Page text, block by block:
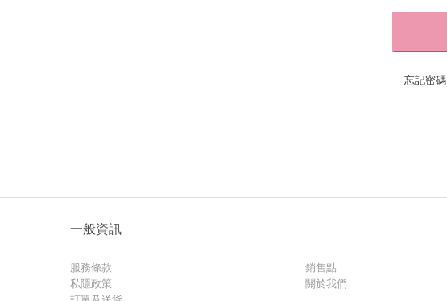
忘記密碼
一般資訊
服務條款
私隱政策
銷售點
關於我們